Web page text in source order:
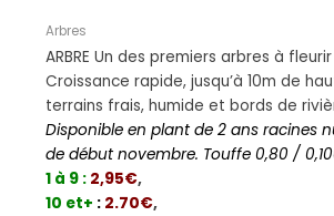
Arbres
ARBRE Un des premiers arbres à
Croissance rapide, jusqu’à 10m de
terrains frais, humide et bords de
Disponible en plant de 2 ans racines
de début novembre. Touffe 0,80 /
1 à 9 : 2,95€,
10 et+ : 2.70€,